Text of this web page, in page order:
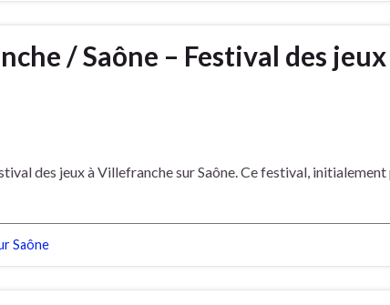
/ Saône – Festival des
des jeux à Villefranche sur Saône. Ce festival, initialement
Saône